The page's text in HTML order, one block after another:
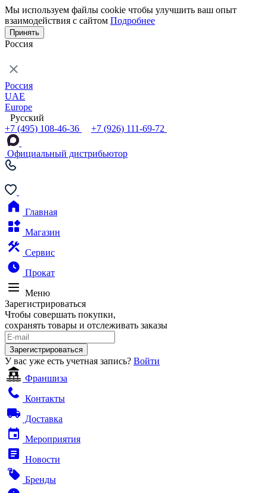
Мы используем файлы cookie чтобы улучшить ваш опыт
взаимодействия с сайтом Подробнее
Принять
Россия
Россия
UAE
Europe
Русский
+7 (495) 108-46-36
+7 (926) 111-69-72
Официальный дистрибьютор
Главная
Магазин
Сервис
Прокат
Меню
Зарегистрироваться
Чтобы совершать покупки,
сохранять товары и отслеживать заказы
Зарегистрироваться
У вас уже есть учетная запись? Войти
Франшиза
Контакты
Доставка
Мероприятия
Новости
Бренды